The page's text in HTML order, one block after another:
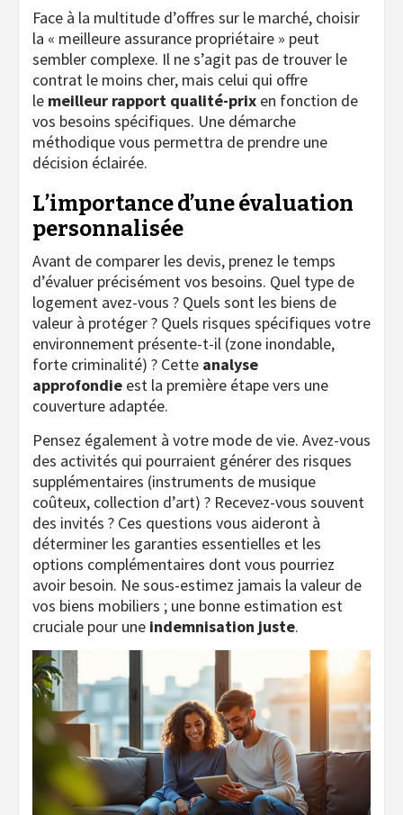
Face à la multitude d’offres sur le marché, choisir
la « meilleure assurance propriétaire » peut
sembler complexe. Il ne s’agit pas de trouver le
contrat le moins cher, mais celui qui offre
le meilleur rapport qualité-prix en fonction de
vos besoins spécifiques. Une démarche
méthodique vous permettra de prendre une
décision éclairée.
L’importance d’une évaluation
personnalisée
Avant de comparer les devis, prenez le temps
d’évaluer précisément vos besoins. Quel type de
logement avez-vous ? Quels sont les biens de
valeur à protéger ? Quels risques spécifiques votre
environnement présente-t-il (zone inondable,
forte criminalité) ? Cette analyse
approfondie est la première étape vers une
couverture adaptée.
Pensez également à votre mode de vie. Avez-vous
des activités qui pourraient générer des risques
supplémentaires (instruments de musique
coûteux, collection d’art) ? Recevez-vous souvent
des invités ? Ces questions vous aideront à
déterminer les garanties essentielles et les
options complémentaires dont vous pourriez
avoir besoin. Ne sous-estimez jamais la valeur de
vos biens mobiliers ; une bonne estimation est
cruciale pour une indemnisation juste.